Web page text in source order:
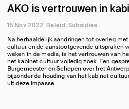
AKO is vertrouwen in
15 Nov 2022 Beleid Subsidies
Na herhaaldelijk aandringen tot overleg
cultuur en de aanstootgevende uitspraken
weken in de media, is het vertrouwen van
het kabinet cultuur volledig zoek. Een
Burgemeester en Schepen over het
bijzonder de houding van het kabinet
uit deze impasse.